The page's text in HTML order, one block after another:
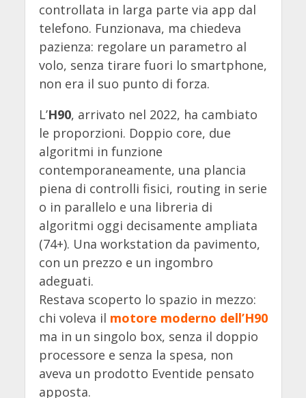
controllata in larga parte via app dal
telefono. Funzionava, ma chiedeva
pazienza: regolare un parametro al
volo, senza tirare fuori lo smartphone,
non era il suo punto di forza.
L’H90, arrivato nel 2022, ha cambiato
le proporzioni. Doppio core, due
algoritmi in funzione
contemporaneamente, una plancia
piena di controlli fisici, routing in serie
o in parallelo e una libreria di
algoritmi oggi decisamente ampliata
(74+). Una workstation da pavimento,
con un prezzo e un ingombro
adeguati.
Restava scoperto lo spazio in mezzo:
chi voleva il motore moderno dell’H90
ma in un singolo box, senza il doppio
processore e senza la spesa, non
aveva un prodotto Eventide pensato
apposta.